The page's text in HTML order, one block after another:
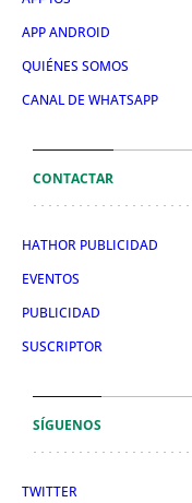
APP ANDROID
QUIÉNES SOMOS
CANAL DE WHATSAPP
CONTACTAR
HATHOR PUBLICIDAD
EVENTOS
PUBLICIDAD
SUSCRIPTOR
SÍGUENOS
TWITTER